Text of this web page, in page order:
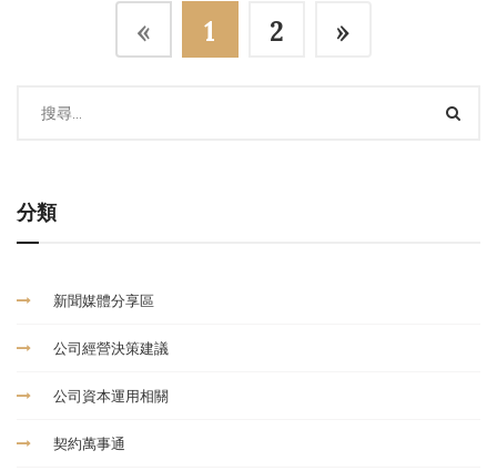
« 1 2 »
分類
新聞媒體分享區
公司經營決策建議
公司資本運用相關
契約萬事通